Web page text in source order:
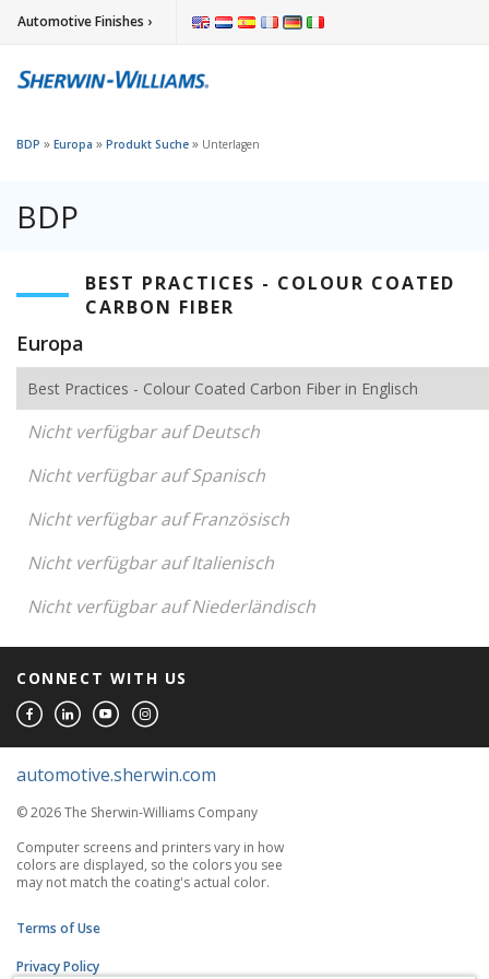
Automotive Finishes ›
BDP » Europa » Produkt Suche » Unterlagen
BDP
BEST PRACTICES - COLOUR COATED
CARBON FIBER
Europa
Best Practices - Colour Coated Carbon Fiber in Englisch
Nicht verfügbar auf Deutsch
Nicht verfügbar auf Spanisch
Nicht verfügbar auf Französisch
Nicht verfügbar auf Italienisch
Nicht verfügbar auf Niederländisch
CONNECT WITH US
automotive.sherwin.com
© 2026 The Sherwin-Williams Company
Computer screens and printers vary in how
colors are displayed, so the colors you see
may not match the coating's actual color.
Terms of Use
Privacy Policy